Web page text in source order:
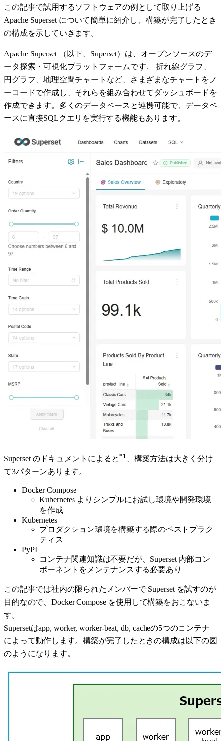
この記事で試用するソフトウェアの例として取り上げる
Apache Superset について簡単に紹介し、構築が完了したとき
の構成を示していきます。
Apache Superset （以下、Superset）は、オープンソースのデ
ータ探索・可視化プラットフォームです。 折れ線グラフ、
円グラフ、地理空間チャートなど、さまざまなチャートをノ
ーコードで作成し、それらを組み合わせてダッシュボードを
作成できます。多くのデータベースと連携可能で、データベ
ースに直接SQLクエリを実行する機能もあります。
Superset のドキュメントによると 1
、構築方法は大きく分け
て3パターンあります。
Docker Compose
Kubernetes よりシンプルにお試し環境や開発環境
を作成
Kubernetes
プロダクション環境を構築する際のベストプラク
ティス
PyPI
コンテナ関連知識は不要だが、Superset 内部コン
ポーネントをメンテナンスする必要あり
この記事では社内の限られたメンバーで Superset を試すのが
目的なので、Docker Compose を使用して構築をおこないま
す。
Supersetはapp, worker, worker-beat, db, cacheの5つのコンテナ
によって動作します。構築が完了したときの構成は以下の図
のようになります。